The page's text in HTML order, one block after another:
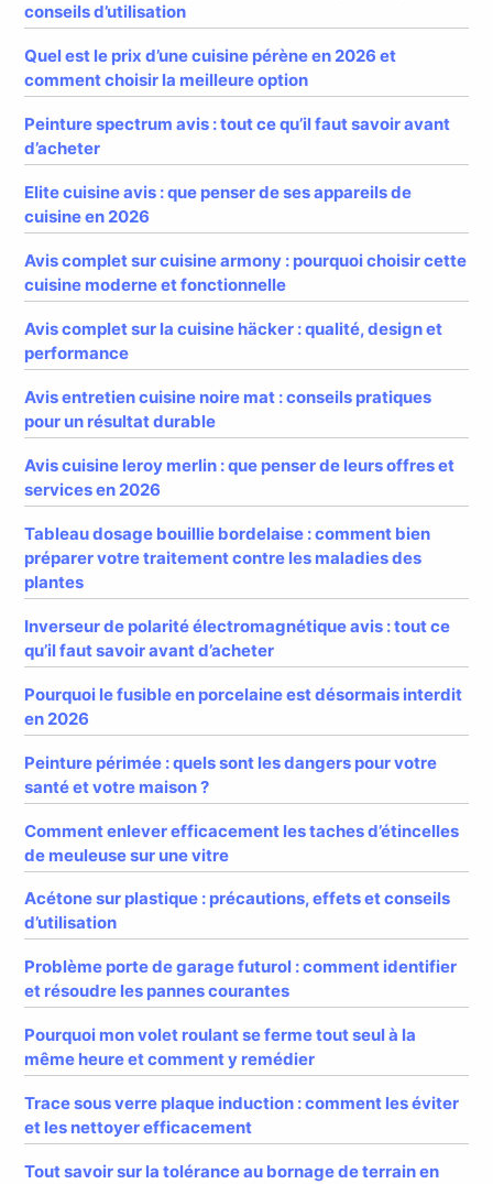
conseils d’utilisation
Quel est le prix d’une cuisine pérène en 2026 et
comment choisir la meilleure option
Peinture spectrum avis : tout ce qu’il faut savoir avant
d’acheter
Elite cuisine avis : que penser de ses appareils de
cuisine en 2026
Avis complet sur cuisine armony : pourquoi choisir cette
cuisine moderne et fonctionnelle
Avis complet sur la cuisine häcker : qualité, design et
performance
Avis entretien cuisine noire mat : conseils pratiques
pour un résultat durable
Avis cuisine leroy merlin : que penser de leurs offres et
services en 2026
Tableau dosage bouillie bordelaise : comment bien
préparer votre traitement contre les maladies des
plantes
Inverseur de polarité électromagnétique avis : tout ce
qu’il faut savoir avant d’acheter
Pourquoi le fusible en porcelaine est désormais interdit
en 2026
Peinture périmée : quels sont les dangers pour votre
santé et votre maison ?
Comment enlever efficacement les taches d’étincelles
de meuleuse sur une vitre
Acétone sur plastique : précautions, effets et conseils
d’utilisation
Problème porte de garage futurol : comment identifier
et résoudre les pannes courantes
Pourquoi mon volet roulant se ferme tout seul à la
même heure et comment y remédier
Trace sous verre plaque induction : comment les éviter
et les nettoyer efficacement
Tout savoir sur la tolérance au bornage de terrain en